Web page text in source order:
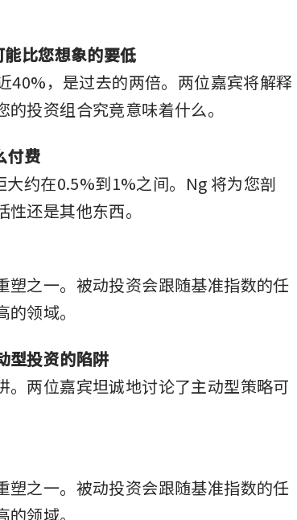
比您想象的要低
40%，是过去的两倍。两位嘉宾将解释
投资组合究竟意味着什么。
付费
约在0.5%到1%之间。Ng 将为您剖
还是其他东西。
塑之一。被动投资会跟随基准指数的任
领域。
型投资的陷阱
两位嘉宾坦诚地讨论了主动型策略可
塑之一。被动投资会跟随基准指数的任
领域。